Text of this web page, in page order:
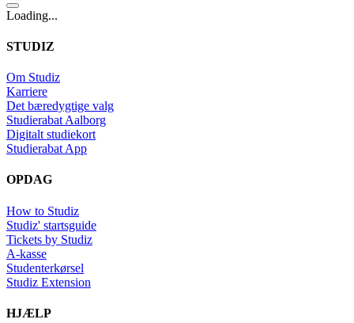
Loading...
STUDIZ
Om Studiz
Karriere
Det bæredygtige valg
Studierabat Aalborg
Digitalt studiekort
Studierabat App
OPDAG
How to Studiz
Studiz' startsguide
Tickets by Studiz
A-kasse
Studenterkørsel
Studiz Extension
HJÆLP